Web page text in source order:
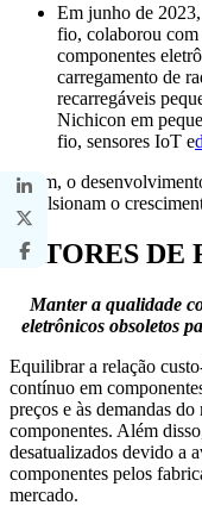
Em junho de
fio, colaborou
componentes
carregamento de
recarregáveis
Nichicon em
fio, sensores IoT e
Assim, o
impulsionam o
FATORES DE
Manter a qualidade
eletrônicos obsoletos
Equilibrar a relação
contínuo em
preços e às demandas
componentes. Além
desatualizados devido a
componentes pelos
mercado.